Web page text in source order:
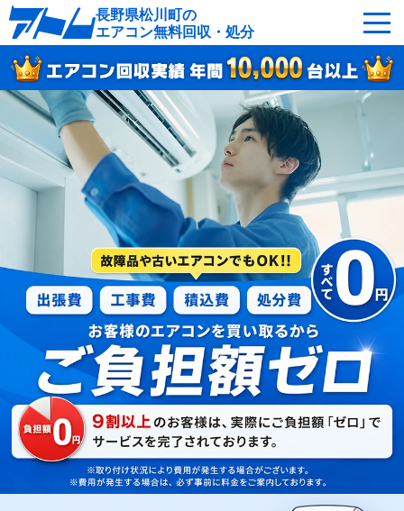
長野県松川町の
エアコン無料回収・処分
サービスの特徴 回収可能なエアコン
対応エリア 回収の流れ
よくあるご質問 運営会社
松川町へ無料出張
最短即日 お急ぎの方はこちら
050-5482-9461
受付：24時間年中無休（通話料無料）
LINEやメールでカンタン依頼
メールで回収依頼 LINEで回収依頼